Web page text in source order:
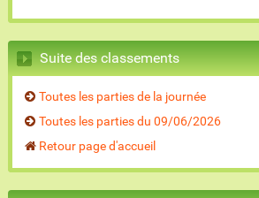
Suite des classements
Toutes les parties de la journée
Toutes les parties du 09/06/2026
Retour page d'accueil